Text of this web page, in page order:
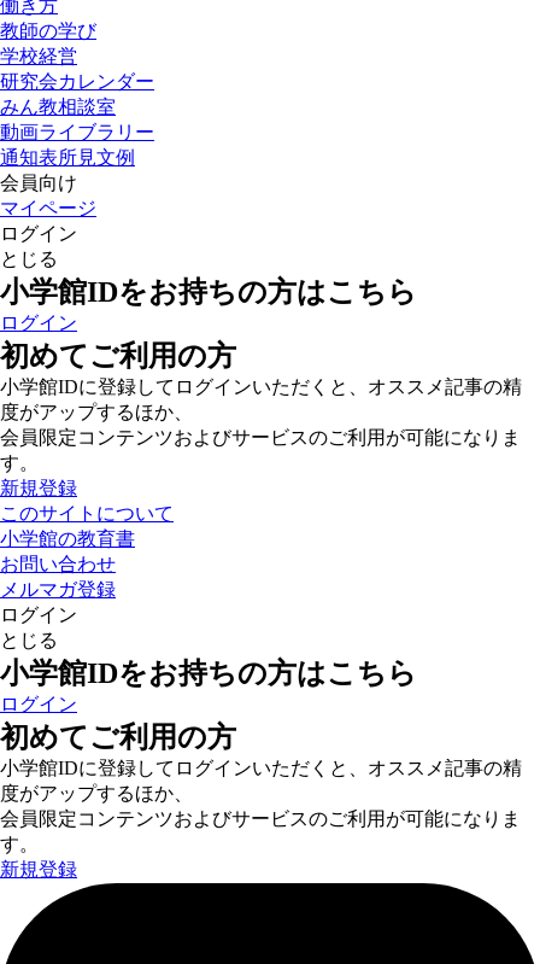
働き方
教師の学び
学校経営
研究会カレンダー
みん教相談室
動画ライブラリー
通知表所見文例
会員向け
マイページ
ログイン
とじる
小学館IDをお持ちの方はこちら
ログイン
初めてご利用の方
小学館IDに登録してログインいただくと、オススメ記事の精
度がアップするほか、
会員限定コンテンツおよびサービスのご利用が可能になりま
す。
新規登録
このサイトについて
小学館の教育書
お問い合わせ
メルマガ登録
ログイン
とじる
小学館IDをお持ちの方はこちら
ログイン
初めてご利用の方
小学館IDに登録してログインいただくと、オススメ記事の精
度がアップするほか、
会員限定コンテンツおよびサービスのご利用が可能になりま
す。
新規登録